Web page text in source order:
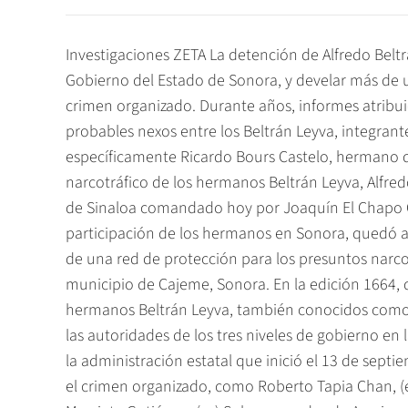
Investigaciones ZETA La detención de Alfredo Beltrán Leyva El Mochomo, podría cimbrar la estructura del Gobierno del Estado de Sonora, y develar más de un caso pendiente de investigación relacionado con el crimen organizado. Durante años, informes atribuidos a la Secretaría de Gobernación revelaron los probables nexos entre los Beltrán Leyva, integrantes del cártel de Sinaloa, y allegados de ese gobierno, específicamente Ricardo Bours Castelo, hermano del Gobernador Eduardo Bours Castelo. La red del narcotráfico de los hermanos Beltrán Leyva, Alfredo, Alberto y Carlos, se instituyó bajo la tutela del cártel de Sinaloa comandado hoy por Joaquín El Chapo Guzmán Loera e Ismael El Mayo Zambada. La participación de los hermanos en Sonora, quedó asentada en documentos oficiales con el señalamiento de una red de protección para los presuntos narcotraficantes, formada con las autoridades policíacas del municipio de Cajeme, Sonora. En la edición 1664, del 17 de febrero de 2006, ZETA reveló que los hermanos Beltrán Leyva, también conocidos como los Tres Caballeros, han operado bajo la protección de las autoridades de los tres niveles de gobierno en la citada entidad. Destacan los funcionarios incluidos en la administración estatal que inició el 13 de septiembre de 2003, que en el pasado fueron asociados con el crimen organizado, como Roberto Tapia Chan, (ex) director de la Policía Judicial del Estado (PJE) y Abel Murrieta Gutiérrez, (ex) Subprocurador de Averiguaciones Previas de la Procuraduría General de Justicia del Estado (PGJE) y quien actualmente se desempeña como procurador del Estado. Estos personajes que en el pasado coexistieron en la PGJE, en diferentes tiempos fueron los responsables de la seguridad pública de Ciudad Obregón, Cajeme, Sonora, Ayuntamiento donde se reagruparon en el año 2000 siendo presidente municipal Ricardo Robinson Bours Castelo, hermano del hoy gobernador. Hasta el 2004 los hermanos Beltrán Leyva no eran muy conocidos en la opinión pública. Fue en el mes de enero de 2005 que sus nombres comenzaron a salir a través del trabajo periodístico de Alfredo Jiménez Mota, desaparecido reportero de El Imparcial de Sonora. En su momento, el joven periodista hizo público parte de un informe atribuido a la SEGOB en donde desmenuzaba el modus operandi de los hermanos Beltrán Leyva en la entidad y las complicidades tejidas con autoridades estatales, municipales y federales. Un mes más tarde, los nombres de Arturo y Alfredo Beltrán Leyva se dieron a conocer de nueva cuenta cuando la PGR arraigó a Nahúm Acosta Lugo, quien fungía como Coordinador de Giras de la Presidencia de la República en el sexenio de Vicente Fox Quesada. Otra vez, la mezcla narcotráfico-política Acosta Lugo fue recomendado para ocupar el puesto de la Coordinación de Giras por el propio Manuel Espino Barrientos, ex presidente del Partido Acción Nacional (PAN), quien se dijo sorprendido por la detención de su amigo y correligionario. En su momento el entonces Procurador General de la República, el General Rafael Macedo de la Concha, reconoció que la dependencia a su cargo contaba con testimonios de personas que entregaron recursos de los hermanos Beltrán a Nahúm Acosta Lugo, con el fin de que el funcionario les entregara información confidencial del Gobierno Mexicano. Días más tarde se dieron a conocer varias llamadas telefónicas entre Acosta Lugo y miembros de la delincuencia organizada en Sonora, quienes a su vez se encontraban vinculados directamente con los hermanos Beltrán Leyva. En una de estas llamadas, incluso, el ex Coordinador de Giras de la Presidencia, quien finalmente fue liberado por la PGR luego de 90 días de arraigo, se puso de acuerdo con su interlocutor para la entrega de un dinero y para la renta de un departamento en la ciudad de México. Apenas el martes 22 de enero, a menos de 24 horas de la captura en Culiacán, Sinaloa, de Alfredo Beltrán Leyva, El Mochomo o Arturo, agentes federales detuvieron en el sur de la Ciudad de México a 11 integrantes de las llamadas Fuerzas Especiales de Arturo (FEDA), grupo de sicarios que operaban bajo el mando de los Beltrán Leyva. En otra de las llamadas que sostuvo Acosta Lugo con Marcos Paredes, hermano del narcotraficante Leo Paredes, ejecutado a tiros con su familia en abril de 2004 en un restaurante de Agua Prieta, el ex funcionario le aseguró que iba a calmar a un periodista de Sonora (Jiménez Mota), quien estaba investigando las actividades de la familia del narcotraficante asesinado, según los reportes oficiales. Las llamadas entre Acosta Lugo y supuestos miembros de